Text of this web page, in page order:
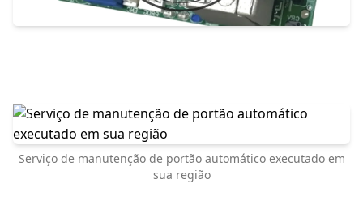
Serviço de manutenção de portão automático executado em
sua região